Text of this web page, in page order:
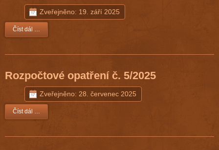
Zveřejněno: 19. září 2025
Číst dál …
Rozpočtové opatření č. 5/2025
Zveřejněno: 28. červenec 2025
Číst dál …